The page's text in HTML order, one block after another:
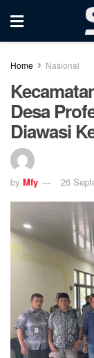
Home Nasional
Desa
Diawasi
by Mfy 26